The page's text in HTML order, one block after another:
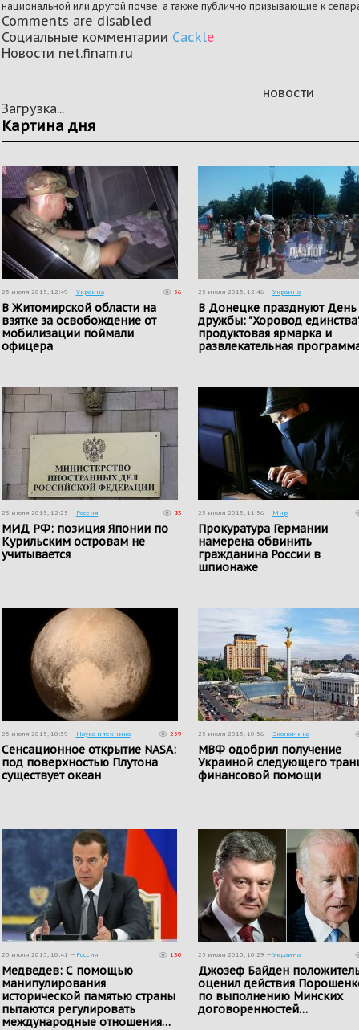
национальной или другой почве, а также публично призывающие к
Comments are disabled
Социальные комментарии Cackle
Новости net.finam.ru
новости
Загрузка...
Картина дня
25 июля 2015, 12:49 — Украина 56
В Житомирской области на
взятке за освобождение от
мобилизации поймали
офицера
25 июля 2015, 12:46 — Украина
В Донецке празднуют День
дружбы: "Хоровод
продуктовая ярмарка и
развлекательная
25 июля 2015, 12:25 — Россия 83
МИД РФ: позиция Японии по
Курильским островам не
учитывается
25 июля 2015, 11:56 — Мир
Прокуратура Германии
намерена обвинить
гражданина России в
шпионаже
25 июля 2015, 10:59 — Наука и техника 259
Сенсационное открытие NASA:
под поверхностью Плутона
существует океан
25 июля 2015, 10:56 — Экономика
МВФ одобрил получение
Украиной следующего
финансовой помощи
25 июля 2015, 10:41 — Россия 130
Медведев: С помощью
манипулирования
исторической памятью страны
пытаются регулировать
международные отношения…
25 июля 2015, 10:29 — Украина
Джозеф Байден
оценил действия
по выполнению Минских
договоренностей…